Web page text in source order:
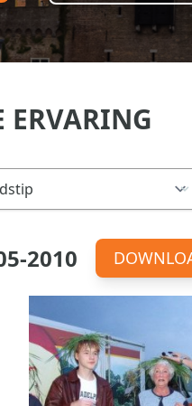
ERVARING
2010